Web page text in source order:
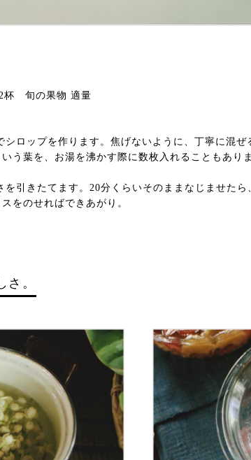
杯 旬の果物 適量
ロップを作ります。焦げないように、丁寧に混
う葉を、お湯を沸かす際に数枚入れることもありま
引きたてます。20分くらいそのままなじませた
をのせればできあがり。
。